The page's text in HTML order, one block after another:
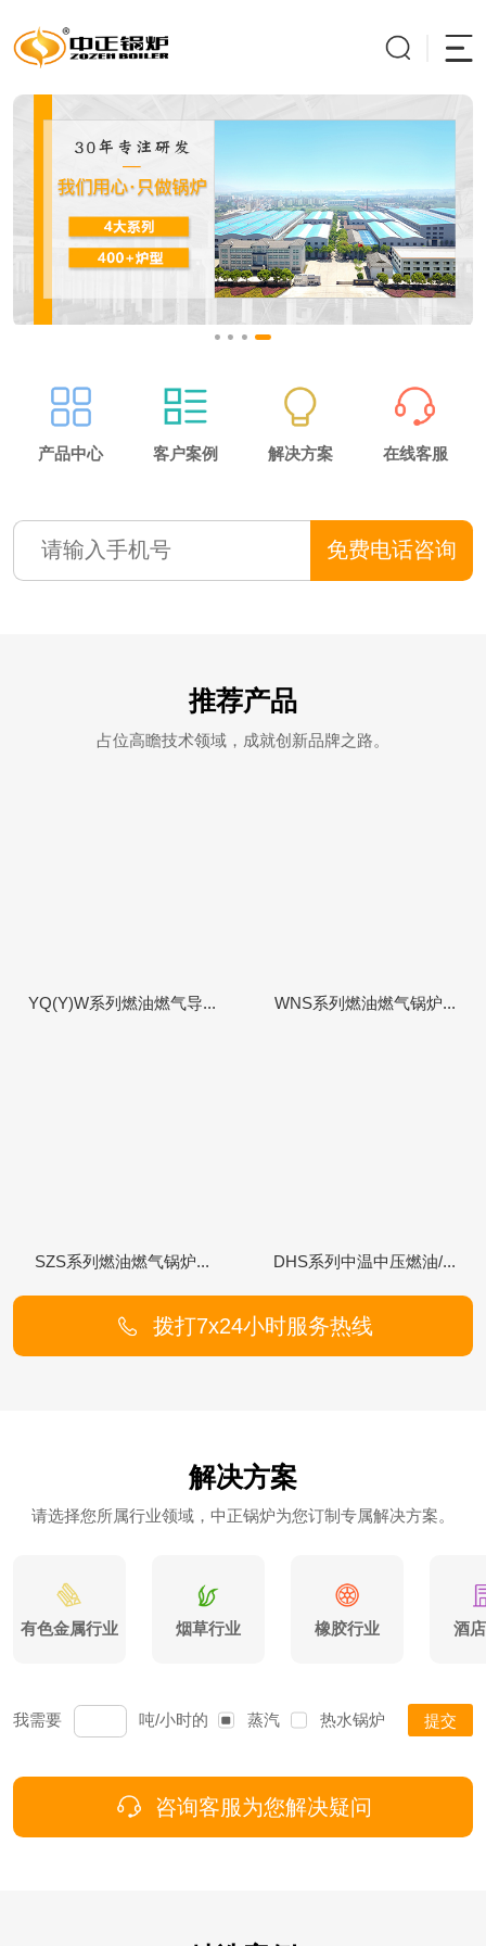
产品中心 客户案例 解决方案 在线客服
免费电话咨询
推荐产品
占位高瞻技术领域，成就创新品牌之路。
YQ(Y)W系列燃油燃气导... WNS系列燃油燃气锅炉...
SZS系列燃油燃气锅炉... DHS系列中温中压燃油/...
拨打7x24小时服务热线
解决方案
请选择您所属行业领域，中正锅炉为您订制专属解决方案。
有色金属行业 烟草行业 橡胶行业 酒
我需要 吨/小时的 蒸汽 热水锅炉 提交
咨询客服为您解决疑问